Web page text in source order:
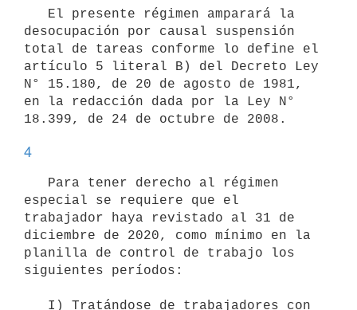
desocupación por causal suspensión
total de tareas conforme lo define el
artículo 5 literal B) del Decreto Ley
N° 15.180, de 20 de agosto de 1981,
en la redacción dada por la Ley N°
4
especial se requiere que el
trabajador haya revistado al 31 de
diciembre de 2020, como mínimo en la
planilla de control de trabajo los
siguientes períodos: